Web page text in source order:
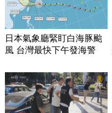
日本氣象廳緊盯白海豚颱
風 台灣最快下午發海警